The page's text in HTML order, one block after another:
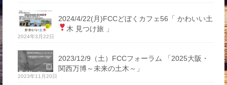
2024/4/22(月)FCCどぼくカフェ56「 かわいい土
木 見つけ旅
」
2024年3月22日
2023/12/9（土）FCCフォーラム 「2025大阪・
関西万博～未来の土木～」
2023年11月20日